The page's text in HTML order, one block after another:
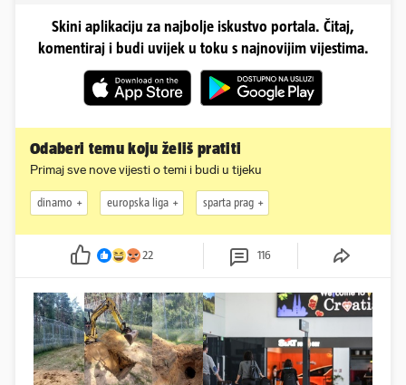
Skini aplikaciju za najbolje iskustvo portala. Čitaj,
komentiraj i budi uvijek u toku s najnovijim vijestima.
Odaberi temu koju želiš pratiti
Primaj sve nove vijesti o temi i budi u tijeku
dinamo europska liga sparta prag
22 116